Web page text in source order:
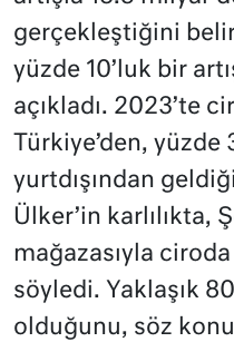
gerçekleştiğini
yüzde 10’luk bir
açıkladı. 2023’te
Türkiye’den, yüzde
yurtdışından
Ülker’in karlılıkta,
mağazasıyla
söyledi. Yaklaşık
olduğunu, söz